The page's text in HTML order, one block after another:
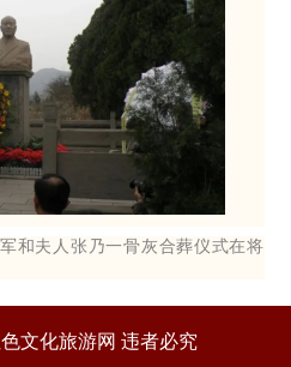
和夫人张乃一骨灰合葬仪式在将
文化旅游网 违者必究